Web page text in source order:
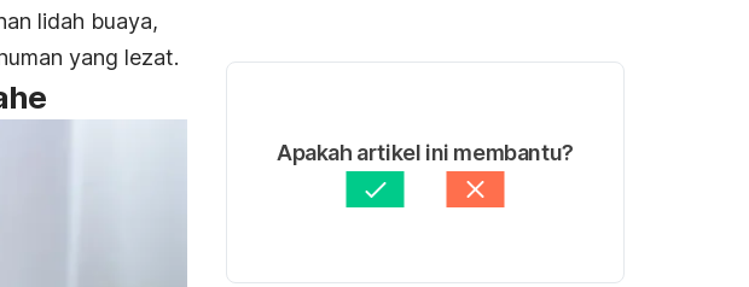
lidah buaya,
yang lezat.
Apakah artikel ini membantu?